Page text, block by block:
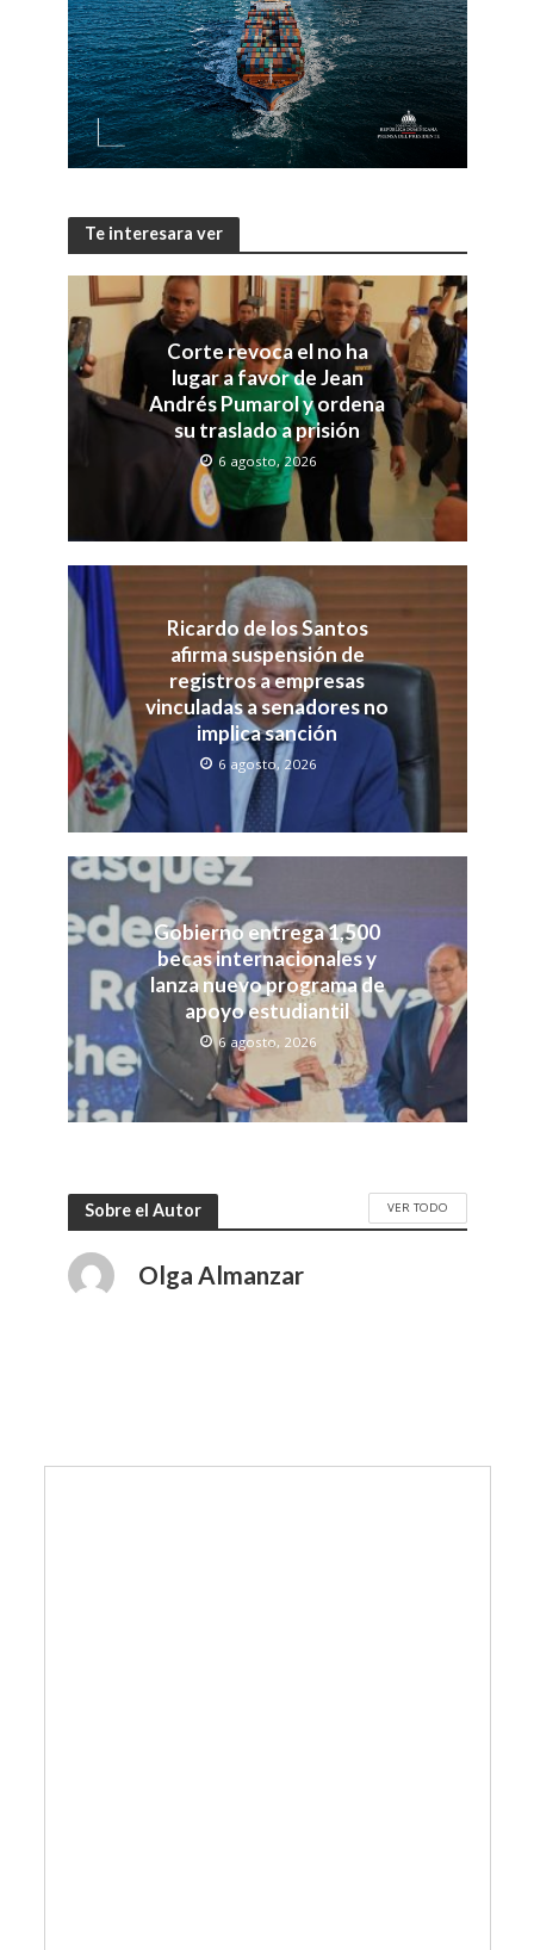
Te interesara ver
Corte revoca el no ha
lugar a favor de Jean
Andrés Pumarol y ordena
su traslado a prisión
6 agosto, 2026
Ricardo de los Santos
afirma suspensión de
registros a empresas
vinculadas a senadores no
implica sanción
6 agosto, 2026
Gobierno entrega 1,500
becas internacionales y
lanza nuevo programa de
apoyo estudiantil
6 agosto, 2026
Sobre el Autor VER TODO
Olga Almanzar